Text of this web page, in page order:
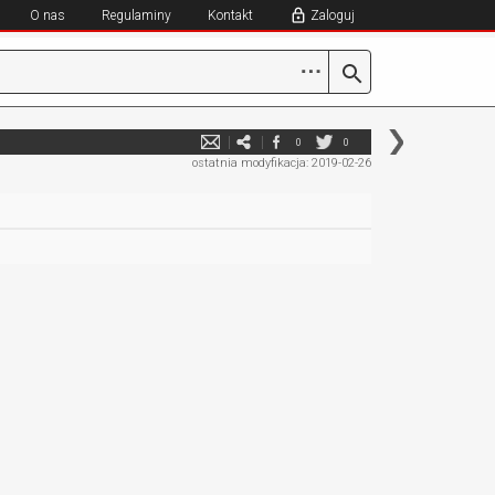
O nas Regulaminy Kontakt Zaloguj
⋯
0 0
ostatnia modyfikacja: 2019-02-26